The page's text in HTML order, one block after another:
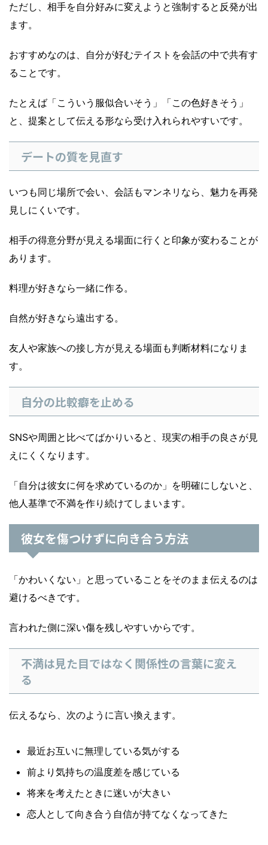
ただし、相手を自分好みに変えようと強制すると反発が出
ます。
おすすめなのは、自分が好むテイストを会話の中で共有す
ることです。
たとえば「こういう服似合いそう」「この色好きそう」
と、提案として伝える形なら受け入れられやすいです。
デートの質を見直す
いつも同じ場所で会い、会話もマンネリなら、魅力を再発
見しにくいです。
相手の得意分野が見える場面に行くと印象が変わることが
あります。
料理が好きなら一緒に作る。
自然が好きなら遠出する。
友人や家族への接し方が見える場面も判断材料になりま
す。
自分の比較癖を止める
SNSや周囲と比べてばかりいると、現実の相手の良さが見
えにくくなります。
「自分は彼女に何を求めているのか」を明確にしないと、
他人基準で不満を作り続けてしまいます。
彼女を傷つけずに向き合う方法
「かわいくない」と思っていることをそのまま伝えるのは
避けるべきです。
言われた側に深い傷を残しやすいからです。
不満は見た目ではなく関係性の言葉に変え
る
伝えるなら、次のように言い換えます。
最近お互いに無理している気がする
前より気持ちの温度差を感じている
将来を考えたときに迷いが大きい
恋人として向き合う自信が持てなくなってきた